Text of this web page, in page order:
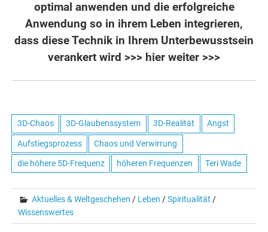
optimal anwenden und die erfolgreiche
Anwendung so in ihrem Leben integrieren,
dass diese Technik in Ihrem Unterbewusstsein
verankert wird >>> hier weiter >>>
3D-Chaos 3D-Glaubenssystem 3D-Realität Angst
Aufstiegsprozess Chaos und Verwirrung
die höhere 5D-Frequenz höheren Frequenzen Teri Wade
Aktuelles & Weltgeschehen / Leben /Spiritualität /
Wissenswertes